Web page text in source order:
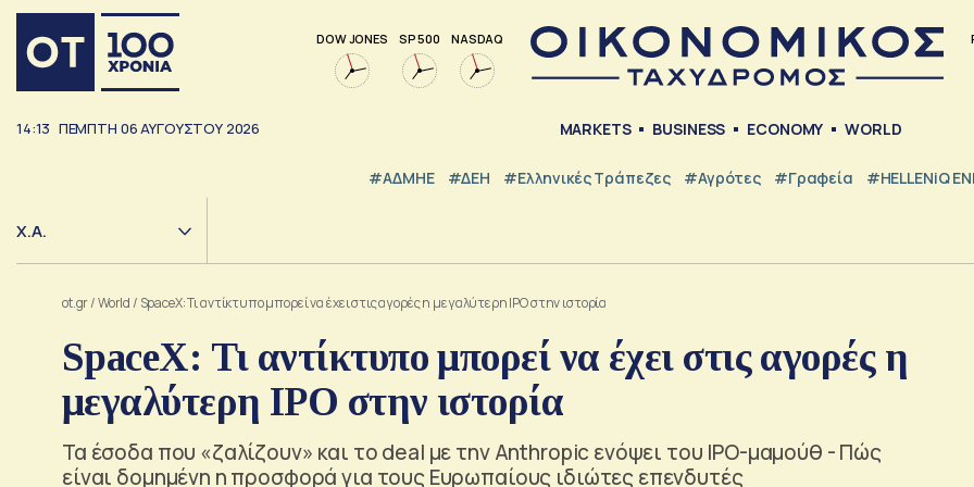
DOW JONES SP 500 NASDAQ
14:13 ΠΕΜΠΤΗ 06ΑΥΓΟΥΣΤΟΥ 2026 MARKETS BUSINESS ECONOMY WORLD
#ΑΔΜΗΕ #ΔΕΗ #ελληνικές Τράπεζες #Αγρότες #Γραφεία #HELLENiQ
Χ.Α.
ot.gr/World / SpaceX: Τι αντίκτυπο μπορεί να έχει στις αγορές η μεγαλύτερη IPO στην ιστορία
SpaceX: Τι αντίκτυπο μπορεί να έχει στις αγορές η
μεγαλύτερη IPO στην ιστορία
Τα έσοδα που «ζαλίζουν» και το deal με την Anthropic ενόψει του IPO-μαμούθ - Πώς
είναι δομημένη η προσφορά για τους Ευρωπαίους ιδιώτες επενδυτές